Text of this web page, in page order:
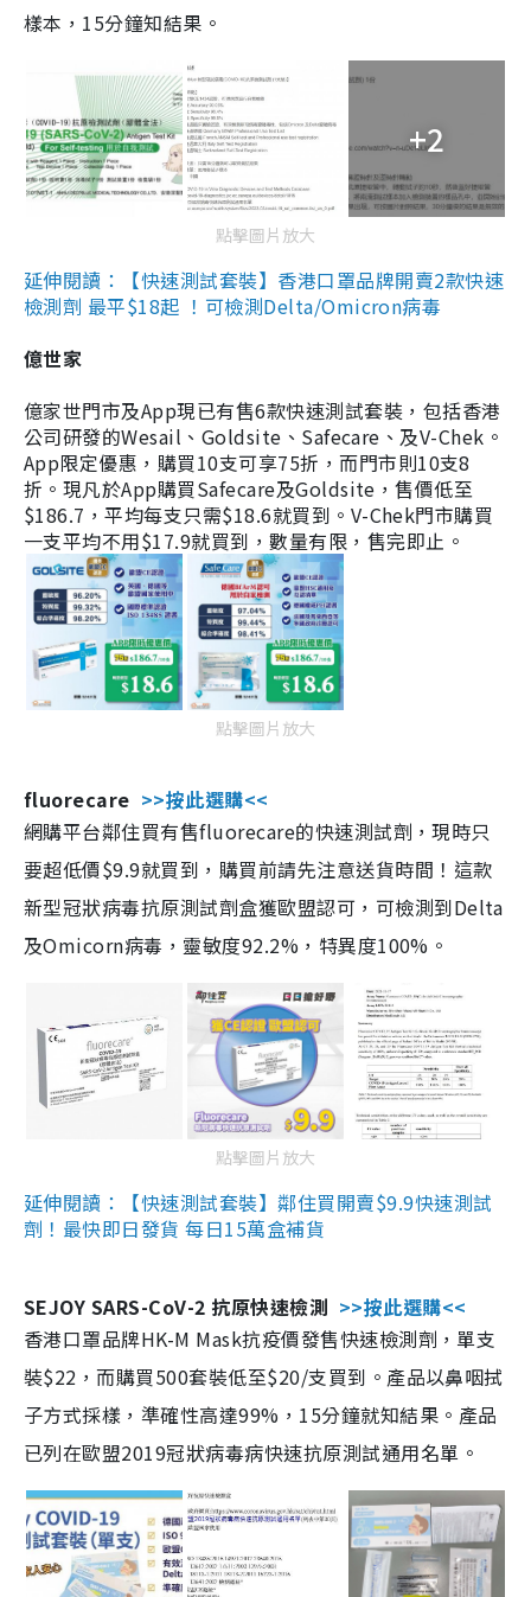
樣本，15分鐘知結果。
+2
點擊圖片放大
延伸閱讀：【快速測試套裝】香港口罩品牌開賣2款快速
檢測劑 最平$18起 ！可檢測Delta/Omicron病毒
億世家
億家世門市及App現已有售6款快速測試套裝，包括香港
公司研發的Wesail、Goldsite、Safecare、及V-Chek。
App限定優惠，購買10支可享75折，而門市則10支8
折。現凡於App購買Safecare及Goldsite，售價低至
$186.7，平均每支只需$18.6就買到。V-Chek門市購買
一支平均不用$17.9就買到，數量有限，售完即止。
點擊圖片放大
fluorecare >>按此選購<<
網購平台鄰住買有售fluorecare的快速測試劑，現時只
要超低價$9.9就買到，購買前請先注意送貨時間！這款
新型冠狀病毒抗原測試劑盒獲歐盟認可，可檢測到Delta
及Omicorn病毒，靈敏度92.2%，特異度100%。
點擊圖片放大
延伸閱讀：【快速測試套裝】鄰住買開賣$9.9快速測試
劑！最快即日發貨 每日15萬盒補貨
SEJOY SARS-CoV-2 抗原快速檢測 >>按此選購<<
香港口罩品牌HK-M Mask抗疫價發售快速檢測劑，單支
裝$22，而購買500套裝低至$20/支買到。產品以鼻咽拭
子方式採樣，準確性高達99%，15分鐘就知結果。產品
已列在歐盟2019冠狀病毒病快速抗原測試通用名單。